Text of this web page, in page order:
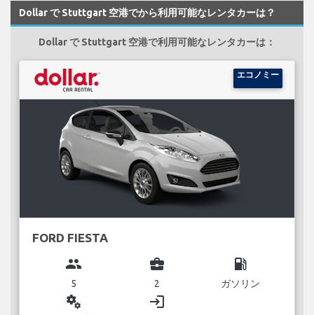
Dollar で Stuttgart 空港でから利用可能なレンタカーは？
Dollar で Stuttgart 空港で利用可能なレンタカーは：
エコノミー
FORD FIESTA
group
5
business_center
2
local_gas_station
ガソリン
miscellaneous_services login